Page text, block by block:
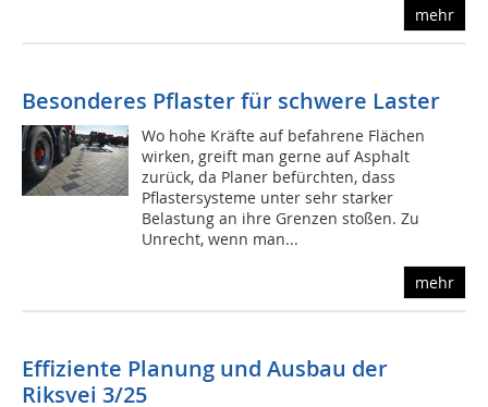
mehr
Besonderes Pflaster für schwere Laster
Wo hohe Kräfte auf befahrene Flächen
wirken, greift man gerne auf Asphalt
zurück, da Planer befürchten, dass
Pflastersysteme unter sehr starker
Belastung an ihre Grenzen stoßen. Zu
Unrecht, wenn man...
mehr
Effiziente Planung und Ausbau der
Riksvei 3/25